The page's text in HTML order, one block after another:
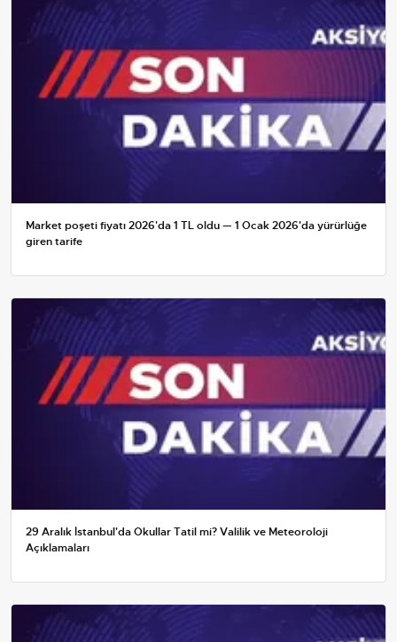
Market poşeti fiyatı 2026'da 1 TL oldu — 1 Ocak 2026'da yürürlüğe
giren tarife
29 Aralık İstanbul'da Okullar Tatil mi? Valilik ve Meteoroloji
Açıklamaları